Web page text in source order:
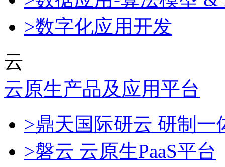
>数字化应用开发
云
云原生产品及应用平台
>鼎天国际研云 研制
>磐云 云原生PaaS平台